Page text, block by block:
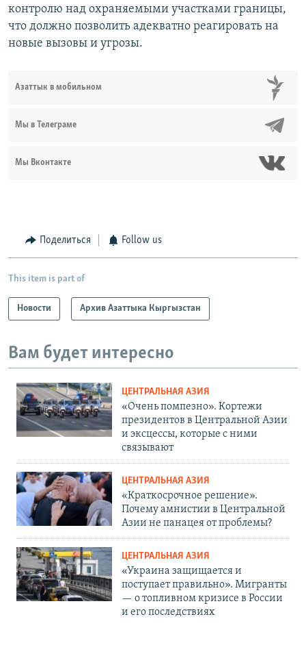
контролю над охраняемыми участками границы,
что должно позволить адекватно реагировать на
новые вызовы и угрозы.
Азаттык в мобильном
Мы в Телеграме
Мы Вконтакте
Поделиться Follow us
This item is part of
Новости Архив Азаттыка Кыргызстан
Вам будет интересно
ЦЕНТРАЛЬНАЯ АЗИЯ
«Очень помпезно». Кортежи
президентов в Центральной Азии
и эксцессы, которые с ними
связывают
ЦЕНТРАЛЬНАЯ АЗИЯ
«Краткосрочное решение».
Почему амнистии в Центральной
Азии не панацея от проблемы?
ЦЕНТРАЛЬНАЯ АЗИЯ
«Украина защищается и
поступает правильно». Мигранты
— о топливном кризисе в России
и его последствиях